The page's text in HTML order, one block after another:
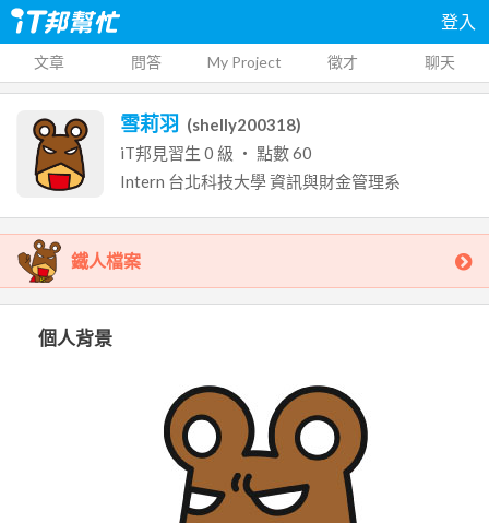
登入
文章 問答 My Project 徵才 聊天
雪莉羽 (shelly200318)
iT邦見習生 0 級 ‧ 點數60
Intern 台北科技大學資訊與財金管理系
鐵人檔案
個人背景